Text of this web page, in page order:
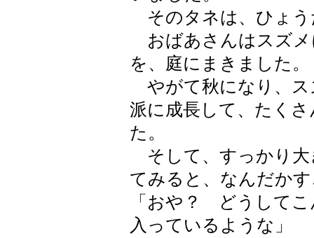
そのタネは、ひょう
おばあさんはスズメ
を、庭にまきました。
やがて秋になり、ス
派に成長して、たく
た。
そして、すっかり大
てみると、なんだか
「おや？ どうして
入っているような」